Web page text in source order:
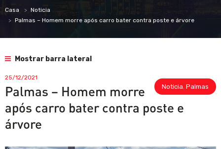
Casa
Noticia
Palmas – Homem morre após carro bater contra poste e árvore
Mostrar barra lateral
Noticia, Palmas
25/12/2021
Palmas – Homem morre
após carro bater contra poste e
árvore